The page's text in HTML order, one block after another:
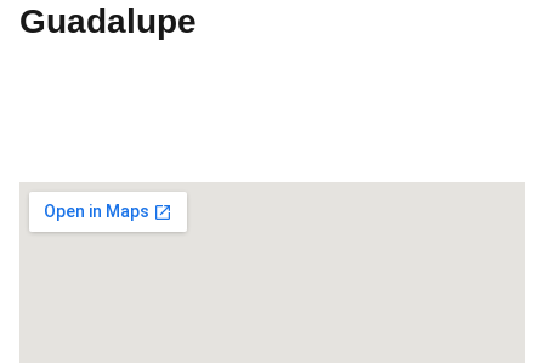
Guadalupe